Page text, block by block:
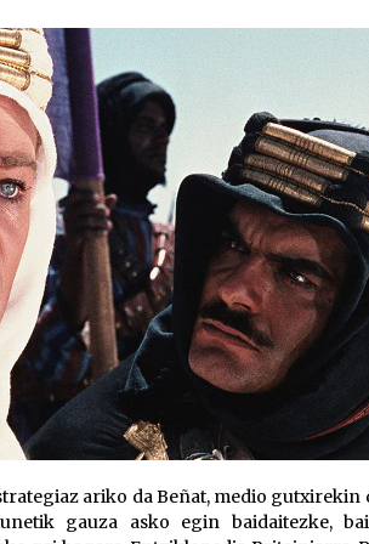
Martxa ospatuko
2026/07/07
SOINUGELA:
Ringo Starr-en
2026/07/03
ariko da Beñat, medio
gauza asko egin baidaitezke,